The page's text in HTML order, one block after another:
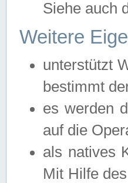
Siehe auch
Weitere
unterstützt
bestimmt
es werden
auf die
als natives
Mit Hilfe